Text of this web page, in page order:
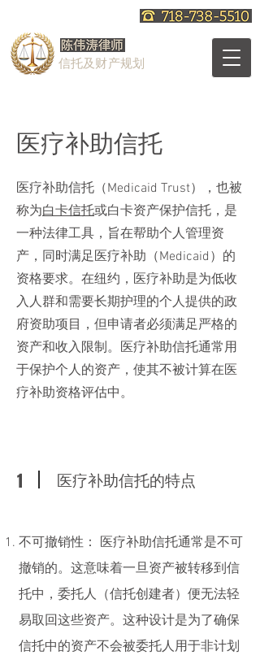
信托及财产规划
医疗补助信托
医疗补助信托（Medicaid Trust），也被
称为白卡信托或白卡资产保护信托，是
一种法律工具，旨在帮助个人管理资
产，同时满足医疗补助（Medicaid）的
资格要求。在纽约，医疗补助是为低收
入人群和需要长期护理的个人提供的政
府资助项目，但申请者必须满足严格的
资产和收入限制。医疗补助信托通常用
于保护个人的资产，使其不被计算在医
疗补助资格评估中。
1 医疗补助信托的特点
不可撤销性： 医疗补助信托通常是不可
撤销的。这意味着一旦资产被转移到信
托中，委托人（信托创建者）便无法轻
易取回这些资产。这种设计是为了确保
信托中的资产不会被委托人用于非计划